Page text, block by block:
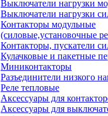
Выключатели нагрузки
Выключатели нагрузки
Контакторы модульные
(силовые,установочные
Контакторы, пускатели
Кулачковые и пакетные
Миниконтакторы
Разъединители низкого
Реле тепловые
Аксессуары для
Аксессуары для